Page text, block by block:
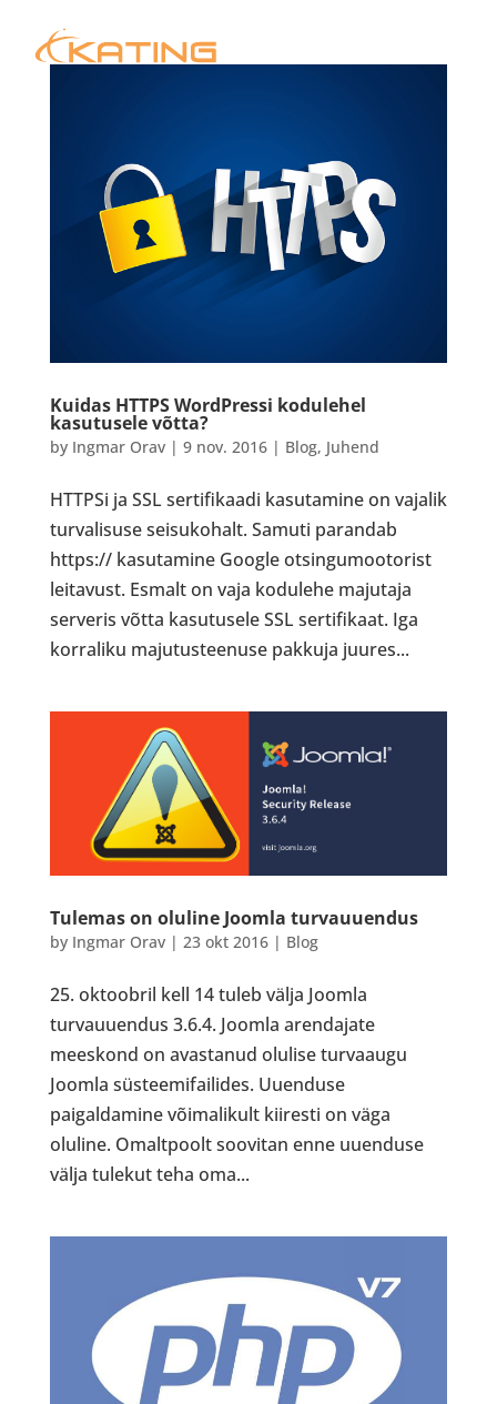
Kuidas HTTPS WordPressi kodulehel
kasutusele võtta?
by Ingmar Orav| 9 nov. 2016| Blog, Juhend
HTTPSi ja SSL sertifikaadi kasutamine on vajalik
turvalisuse seisukohalt. Samuti parandab
https:// kasutamine Google otsingumootorist
leitavust. Esmalt on vaja kodulehe majutaja
serveris võtta kasutusele SSL sertifikaat. Iga
korraliku majutusteenuse pakkuja juures...
Tulemas on oluline Joomla turvauuendus
by Ingmar Orav| 23 okt 2016| Blog
25. oktoobril kell 14 tuleb välja Joomla
turvauuendus 3.6.4. Joomla arendajate
meeskond on avastanud olulise turvaaugu
Joomla süsteemifailides. Uuenduse
paigaldamine võimalikult kiiresti on väga
oluline. Omaltpoolt soovitan enne uuenduse
välja tulekut teha oma...